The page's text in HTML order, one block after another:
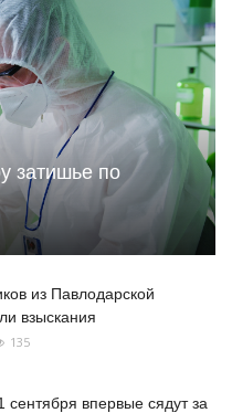
затишье по
из Павлодарской
взыскания
135
сентября впервые сядут за